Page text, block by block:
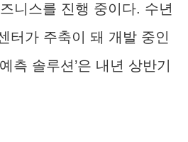
니스를 진행 중이다. 수년
터가 주축이 돼 개발 중인
측 솔루션’은 내년 상반기